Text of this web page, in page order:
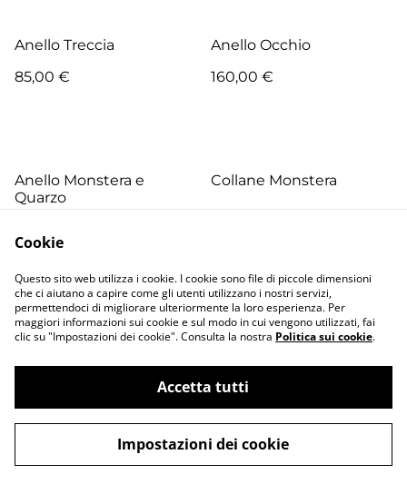
Anello Treccia
85,00 €
Anello Occhio
160,00 €
Anello Monstera e
Quarzo
Collane Monstera
Cookie
Questo sito web utilizza i cookie. I cookie sono file di piccole dimensioni
che ci aiutano a capire come gli utenti utilizzano i nostri servizi,
permettendoci di migliorare ulteriormente la loro esperienza. Per
maggiori informazioni sui cookie e sul modo in cui vengono utilizzati, fai
clic su "Impostazioni dei cookie". Consulta la nostra Politica sui cookie.
Accetta tutti
Impostazioni dei cookie